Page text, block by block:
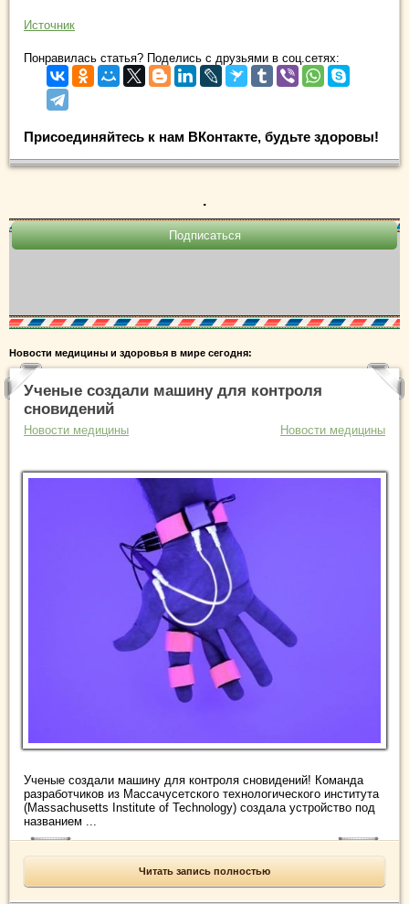
Источник
Понравилась статья? Поделись с друзьями в соц.сетях:
Присоединяйтесь к нам ВКонтакте, будьте здоровы!
.
Новости медицины и здоровья в мире сегодня:
Ученые создали машину для контроля
сновидений
Новости медицины Новости медицины
Ученые создали машину для контроля сновидений! Команда
разработчиков из Массачусетского технологического института
(Massachusetts Institute of Technology) создала устройство под
названием ...
Читать запись полностью